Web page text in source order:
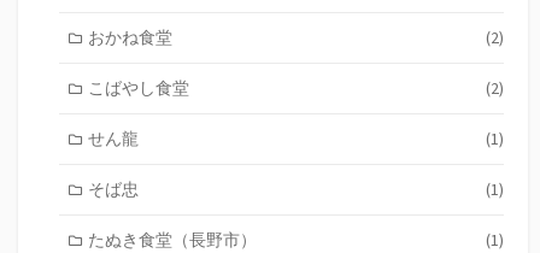
おかね食堂 (2)
こばやし食堂 (2)
せん龍 (1)
そば忠 (1)
たぬき食堂（長野市） (1)